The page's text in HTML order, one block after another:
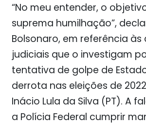
“No meu entender, o
suprema humilhação”,
Bolsonaro, em referência às
judiciais que o investigam
tentativa de golpe de
derrota nas eleições de
Inácio Lula da Silva (PT). A
a Polícia Federal cumprir